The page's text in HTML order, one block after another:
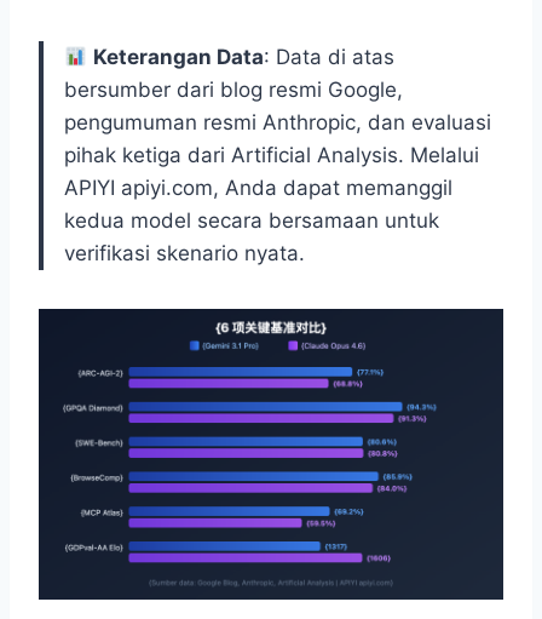
Keterangan Data: Data di atas
bersumber dari blog resmi Google,
pengumuman resmi Anthropic, dan evaluasi
pihak ketiga dari Artificial Analysis. Melalui
APIYI apiyi.com, Anda dapat memanggil
kedua model secara bersamaan untuk
verifikasi skenario nyata.